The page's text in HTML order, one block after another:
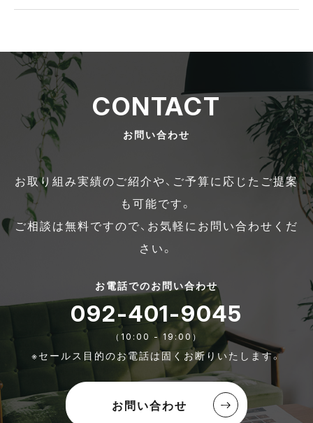
CONTACT
お問い合わせ
お取り組み実績のご紹介や、ご予算に応じたご提案
も可能です。
ご相談は無料ですので、お気軽にお問い合わせくだ
さい。
お電話でのお問い合わせ
092-401-9045
（10:00 - 19:00）
※セールス目的のお電話は固くお断りいたします。
お問い合わせ